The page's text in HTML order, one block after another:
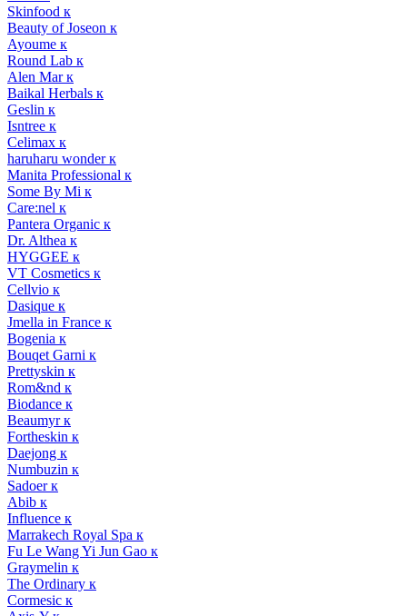
Skinfood к
Beauty of Joseon к
Ayoume к
Round Lab к
Alen Mar к
Baikal Herbals к
Geslin к
Isntree к
Celimax к
haruharu wonder к
Manita Professional к
Some By Mi к
Care:nel к
Pantera Organic к
Dr. Althea к
HYGGEE к
VT Cosmetics к
Cellvio к
Dasique к
Jmella in France к
Bogenia к
Bouqet Garni к
Prettyskin к
Rom&nd к
Biodance к
Beaumyr к
Fortheskin к
Daejong к
Numbuzin к
Sadoer к
Abib к
Influence к
Marrakech Royal Spa к
Fu Le Wang Yi Jun Gao к
Graymelin к
The Ordinary к
Cormesic к